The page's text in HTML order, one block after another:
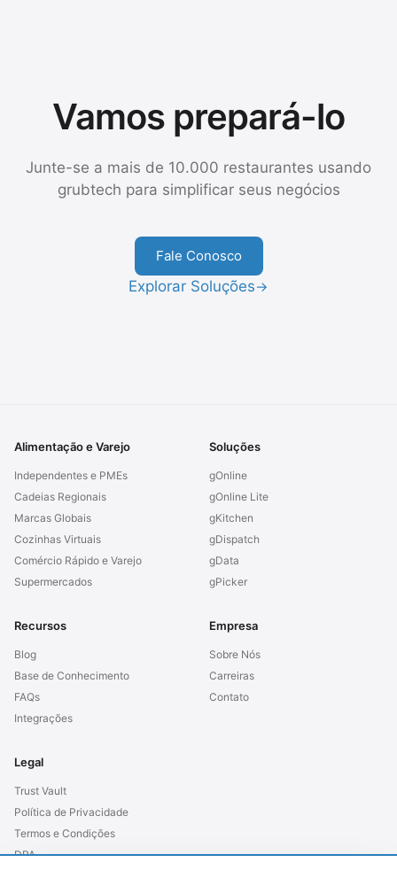
Vamos prepará-lo
Junte-se a mais de 10.000 restaurantes usando
grubtech para simplificar seus negócios
Fale Conosco
Explorar Soluções→
Alimentação e Varejo
Independentes e PMEs
Cadeias Regionais
Marcas Globais
Cozinhas Virtuais
Comércio Rápido e Varejo
Supermercados
Soluções
gOnline
gOnline Lite
gKitchen
gDispatch
gData
gPicker
Recursos
Blog
Base de Conhecimento
FAQs
Integrações
Empresa
Sobre Nós
Carreiras
Contato
Legal
Trust Vault
Política de Privacidade
Termos e Condições
DPA